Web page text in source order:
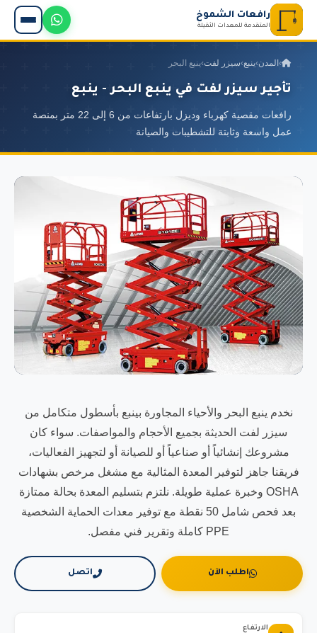
رافعات الشموخ
المتقدمة للمعدات الثقيلة
› المدن›ينبع›سيزر لفت›ينبع البحر
تأجير سيزر لفت في ينبع البحر - ينبع
رافعات مقصية كهرباء وديزل بارتفاعات من 6 إلى 22 متر بمنصة
عمل واسعة وثابتة للتشطيبات والصيانة
نخدم ينبع البحر والأحياء المجاورة بينبع بأسطول متكامل من
سيزر لفت الحديثة بجميع الأحجام والمواصفات. سواء كان
مشروعك إنشائياً أو صناعياً أو للصيانة أو لتجهيز الفعاليات،
فريقنا جاهز لتوفير المعدة المثالية مع مشغل مرخص بشهادات
OSHA وخبرة عملية طويلة. نلتزم بتسليم المعدة بحالة ممتازة
بعد فحص شامل 50 نقطة مع توفير معدات الحماية الشخصية
PPE كاملة وتقرير فني مفصل.
اطلب الآن اتصل
الارتفاع